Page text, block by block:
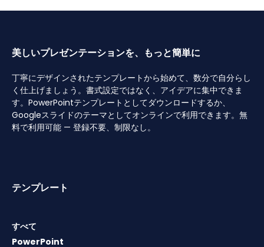
美しいプレゼンテーションを、もっと簡単に
丁寧にデザインされたテンプレートから始めて、数分で自分らし
く仕上げましょう。書式設定ではなく、アイデアに集中できま
す。PowerPointテンプレートとしてダウンロードするか、
Googleスライドのテーマとしてオンラインで利用できます。無
料で利用可能 — 登録不要、制限なし。
テンプレート
すべて
PowerPoint